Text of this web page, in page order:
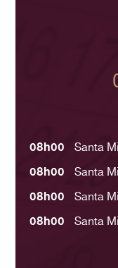
08h00
Santa
08h00
Santa
08h00
Santa
08h00
Santa